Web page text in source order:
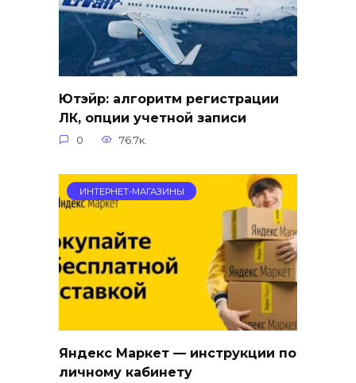
Ютэйр: алгоритм регистрации
ЛК, опции учетной записи
0 76.7к.
ИНТЕРНЕТ-МАГАЗИНЫ
Яндекс Маркет — инструкции по
личному кабинету